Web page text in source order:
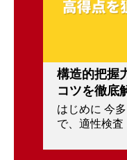
構造的把握
コツを徹底
はじめに 今
で、適性検査